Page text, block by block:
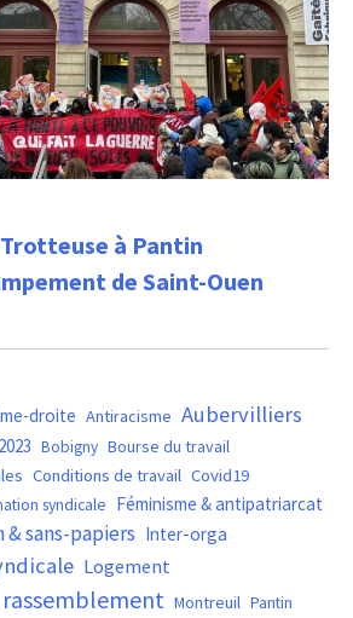
à Pantin
de Saint-Ouen
droite Antiracisme Aubervilliers
Bobigny Bourse du travail
Conditions de travail Covid19
syndicale Féminisme & antipatriarcat
sans-papiers Inter-orga
Logement
Montreuil Pantin